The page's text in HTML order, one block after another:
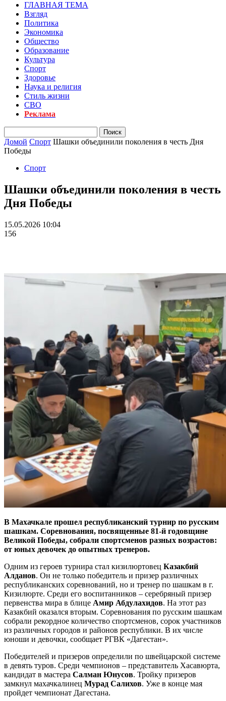
ГЛАВНАЯ ТЕМА
Взгляд
Политика
Экономика
Общество
Образование
Культура
Спорт
Здоровье
Наука и религия
Стиль жизни
СВО
Реклама
Домой Спорт Шашки объединили поколения в честь Дня
Победы
Спорт
Шашки объединили поколения в честь
Дня Победы
15.05.2026 10:04
156
В Махачкале прошел республиканский турнир по русским
шашкам. Соревнования, посвященные 81-й годовщине
Великой Победы, собрали спортсменов разных возрастов:
от юных девочек до опытных тренеров.
Одним из героев турнира стал кизилюртовец Казакбий
Алданов. Он не только победитель и призер различных
республиканских соревнований, но и тренер по шашкам в г.
Кизилюрте. Среди его воспитанников – серебряный призер
первенства мира в блице Амир Абдулахидов. На этот раз
Казакбий оказался вторым. Соревнования по русским шашкам
собрали рекордное количество спортсменов, сорок участников
из различных городов и районов республики. В их числе
юноши и девочки, сообщает РГВК «Дагестан».
Победителей и призеров определили по швейцарской системе
в девять туров. Среди чемпионов – представитель Хасавюрта,
кандидат в мастера Салман Юнусов. Тройку призеров
замкнул махачкалинец Мурад Салихов. Уже в конце мая
пройдет чемпионат Дагестана.